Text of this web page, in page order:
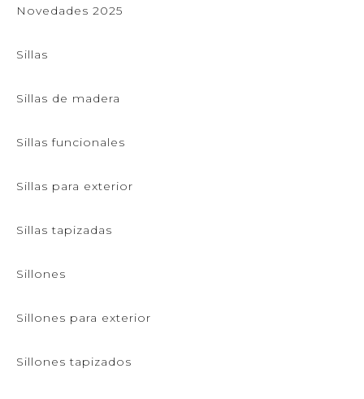
Novedades 2025
Sillas
Sillas de madera
Sillas funcionales
Sillas para exterior
Sillas tapizadas
Sillones
Sillones para exterior
Sillones tapizados